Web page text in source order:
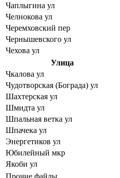
Чаплыгина ул
Челнокова ул
Черемховский пер
Чернышевского ул
Чехова ул
Улица
Чкалова ул
Чудотворская (Бограда) ул
Шахтерская ул
Шмидта ул
Шпальная ветка ул
Шпачека ул
Энергетиков ул
Юбилейный мкр
Якоби ул
Прочие файлы